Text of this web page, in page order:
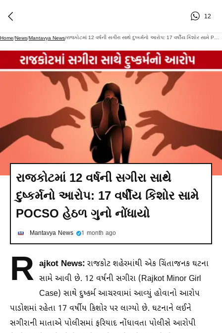
12
Home/News/Mantavya News/
રાજકોટમાં 12 વર્ષની સગીરા સાથે
દુષ્કર્મનો આરોપ: 17 વર્ષીય કિશોર સામે
POCSO હેઠળ ગુનો નોંધાયો
Mantavya News 1 month ago
R ajkot News: રાજકોટ શહેરમાંથી એક ચિંતાજનક ઘટના
સામે આવી છે. 12 વર્ષની સગીરા (Rajkot Minor Girl
Case) સાથે દુષ્કર્મ આચરવામાં આવ્યું હોવાનો આરોપ
પાડોશમાં રહેતા 17 વર્ષીય કિશોર પર લાગ્યો છે. ઘટનાને લઈને
સગીરાની માતાએ પોલીસમાં ફરિયાદ નોંધાવતા પોલીસે આરોપી